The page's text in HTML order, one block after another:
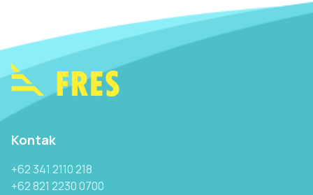
Kontak
+62 341 2110 218
+62 821 2230 0700